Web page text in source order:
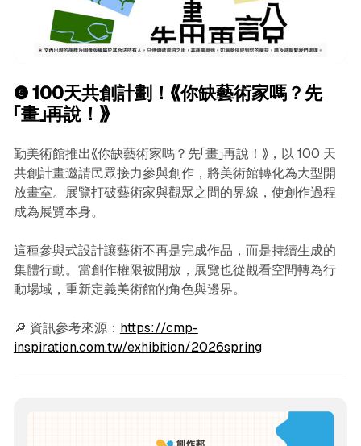
❺ 100天共創計劃！《你缺藝術家嗎？先
「畫」再說！》
勤美術館推出《你缺藝術家嗎？先「畫」再說！》，以 100 天
共創計畫邀請民眾接力參與創作，將美術館轉化為大型開
放畫室。展覽打破藝術家與觀眾之間的界線，使創作過程
成為展覽本身。
這種參與式設計讓藝術不再是完成作品，而是持續生成的
集體行動。當創作權限被開放，展覽也從觀看空間轉為行
動場域，重新定義美術館的角色與邊界。
🔎 資訊參考來源： https://cmp-
inspiration.com.tw/exhibition/2026spring